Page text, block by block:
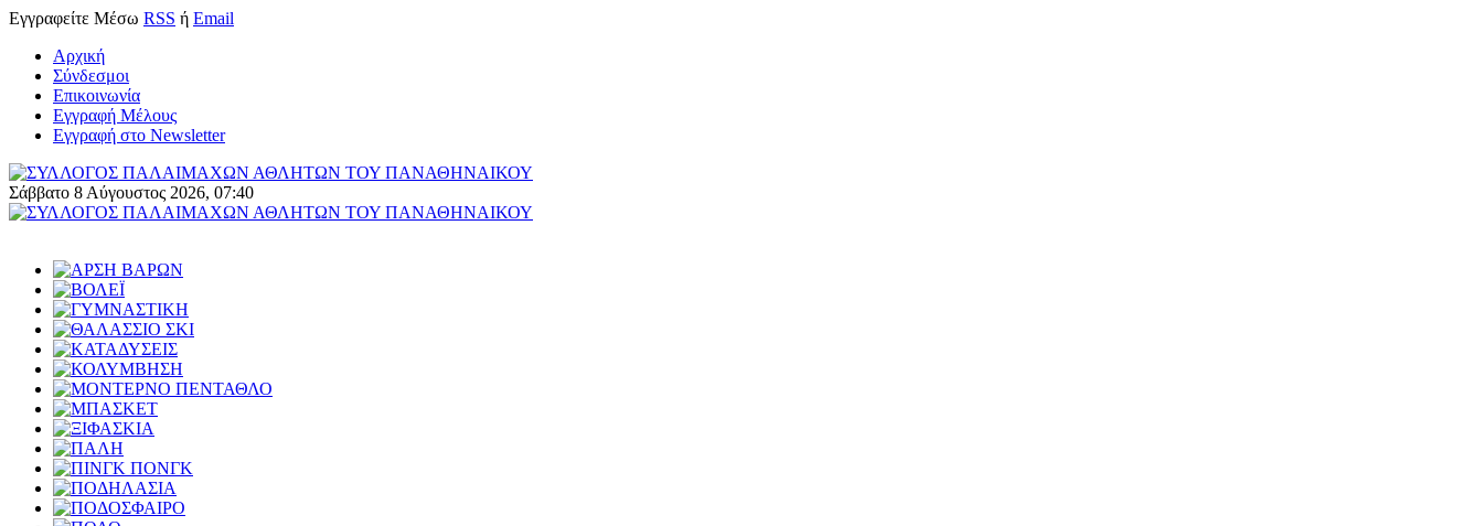
Εγγραφείτε Μέσω RSS ή Email
Αρχική
Σύνδεσμοι
Επικοινωνία
Εγγραφή Μέλους
Εγγραφή στο Newsletter
Σάββατο 8 Αύγουστος 2026, 07:40